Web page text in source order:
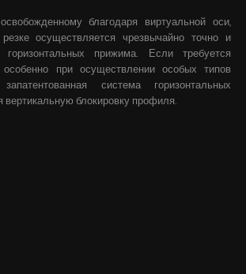
благодаря виртуальной оси,
осуществляется чрезвычайно точно и
прижима. Если требуется
особенно при осуществлении особых типов
система горизонтальных
блокировку профиля.